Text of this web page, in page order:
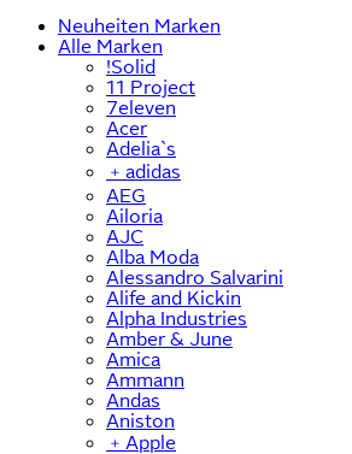
Neuheiten Marken
Alle Marken
!Solid
11 Project
7eleven
Acer
Adelia`s
﹢ adidas
AEG
Ailoria
AJC
Alba Moda
Alessandro Salvarini
Alife and Kickin
Alpha Industries
Amber & June
Amica
Ammann
Andas
Aniston
﹢ Apple